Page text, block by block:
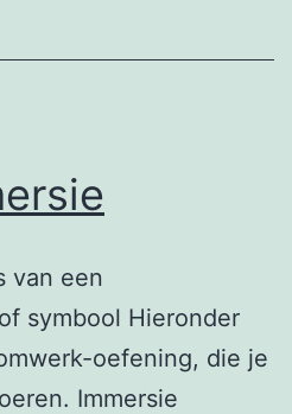
van een
symbool Hieronder
oefening, die je
Immersie